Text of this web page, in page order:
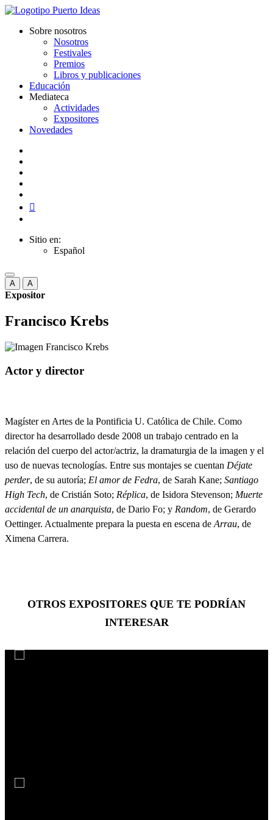
Sobre nosotros
Nosotros
Festivales
Premios
Libros y publicaciones
Educación
Mediateca
Actividades
Expositores
Novedades
Sitio en:
Español
A A
Expositor
Francisco Krebs
Actor y director
Magíster en Artes de la Pontificia U. Católica de Chile. Como
director ha desarrollado desde 2008 un trabajo centrado en la
relación del cuerpo del actor/actriz, la dramaturgia de la imagen y el
uso de nuevas tecnologías. Entre sus montajes se cuentan Déjate
perder, de su autoría; El amor de Fedra, de Sarah Kane; Santiago
High Tech, de Cristián Soto; Réplica, de Isidora Stevenson; Muerte
accidental de un anarquista, de Dario Fo; y Random, de Gerardo
Oettinger. Actualmente prepara la puesta en escena de Arrau, de
Ximena Carrera.
OTROS EXPOSITORES QUE TE PODRÍAN
INTERESAR